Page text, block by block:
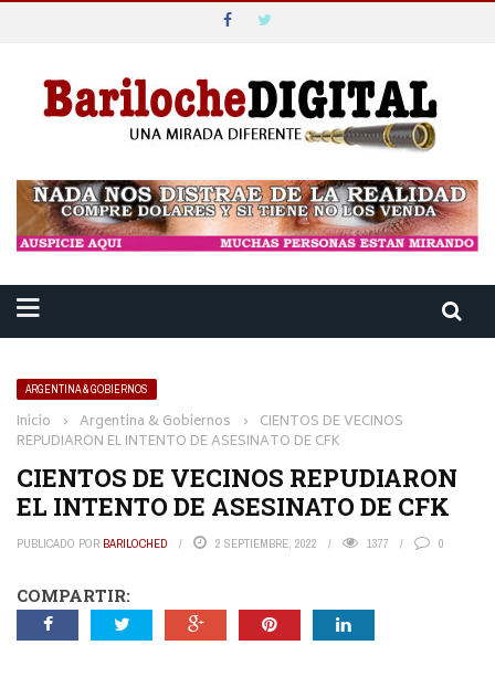
ARGENTINA & GOBIERNOS
Inicio › Argentina & Gobiernos › CIENTOS DE VECINOS
REPUDIARON EL INTENTO DE ASESINATO DE CFK
CIENTOS DE VECINOS REPUDIARON
EL INTENTO DE ASESINATO DE CFK
PUBLICADO POR BARILOCHED 2 SEPTIEMBRE, 2022 1377 0
COMPARTIR: